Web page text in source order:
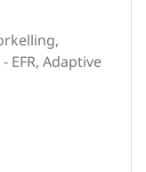
EFR, Adaptive